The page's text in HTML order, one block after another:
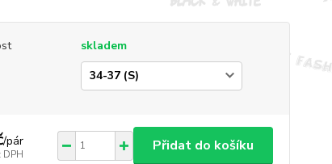
skladem
/pár
DPH
Přidat do košíku